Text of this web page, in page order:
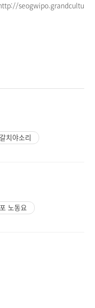
seogwipo.grandcultu
갈치야소리
노동요